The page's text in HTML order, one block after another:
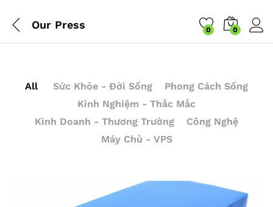
Our Press 0 0
All Sức Khỏe - Đời Sống
Phong Cách Sống
Kinh Nghiệm - Thắc Mắc
Kinh Doanh - Thương Trường
Công Nghệ
Máy Chủ - VPS